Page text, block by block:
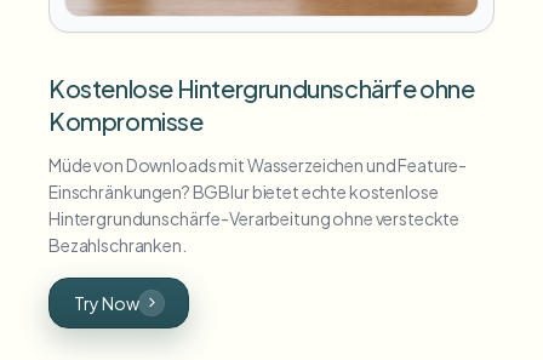
Kostenlose Hintergrundunschärfe ohne
Kompromisse
Müde von Downloads mit Wasserzeichen und Feature-
Einschränkungen? BGBlur bietet echte kostenlose
Hintergrundunschärfe-Verarbeitung ohne versteckte
Bezahlschranken.
Try Now